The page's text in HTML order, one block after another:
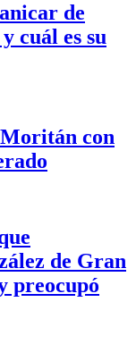
de
cuál es su
con
de Gran
preocupó